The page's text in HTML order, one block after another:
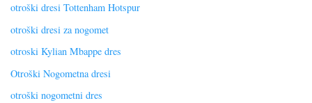
otroški dresi Tottenham Hotspur
otroški dresi za nogomet
otroski Kylian Mbappe dres
Otroški Nogometna dresi
otroški nogometni dres